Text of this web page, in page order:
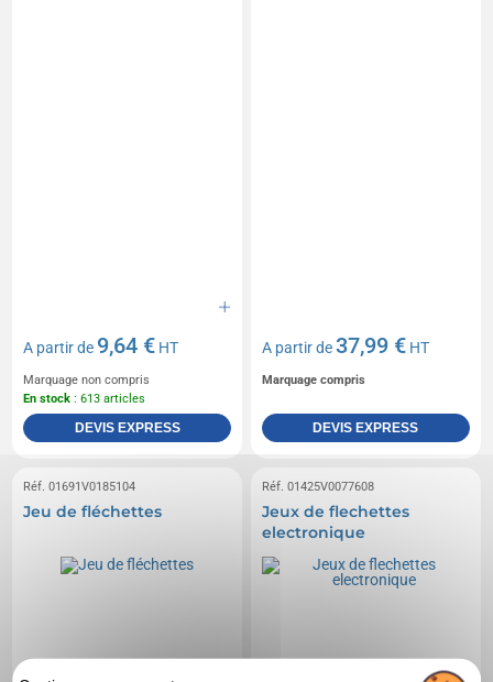
A partir de 9,64 € HT
Marquage non compris
En stock : 613 articles
DEVIS EXPRESS
A partir de37,99 € HT
Marquage compris
DEVIS EXPRESS
Réf. 01691V0185104
Jeu de fléchettes
Réf. 01425V0077608
Jeux de flechettes
electronique